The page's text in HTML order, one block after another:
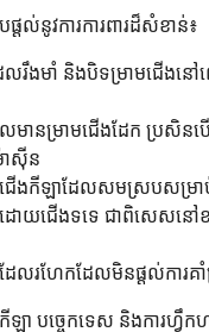
ល់នូវការការពារដ៏សំខាន់៖
រឹងមាំ និងបិទម្រាមជើងនៅព
មានម្រាមជើងដែក ប្រសិនបើ
ាស៊ីន
ើងកីឡាដែលសមស្របសម្រា
ដោយជើងទទេ ជាពិសេសនៅ
លរហែកដែលមិនផ្តល់ការគាំ
ា បច្ចេកទេស និងការហ្វឹក